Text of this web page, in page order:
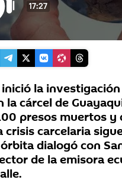
17:27
inició la
la cárcel de
presos muertos y
crisis carcelaria
dialogó con
de la emisora